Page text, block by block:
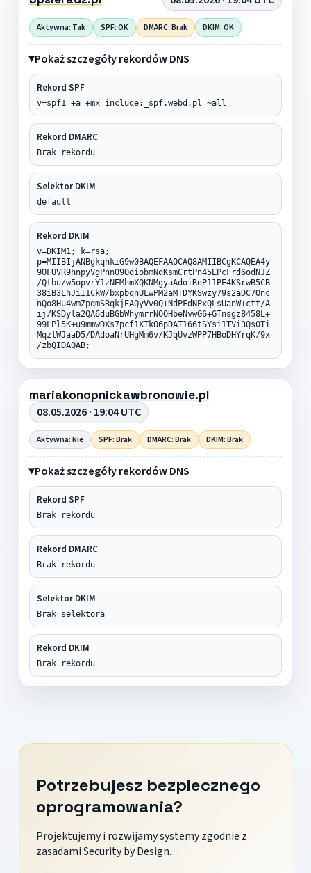
Aktywna: Tak SPF: OK DMARC: Brak DKIM: OK
Pokaż szczegóły rekordów DNS
Rekord SPF
v=spf1 +a +mx include:_spf.webd.pl ~all
Rekord DMARC
Brak rekordu
Selektor DKIM
default
Rekord DKIM
v=DKIM1; k=rsa;
p=MIIBIjANBgkqhkiG9w0BAQEFAAOCAQ8AMIIBCgKCAQEA4y
9OFUVR9hnpyVgPnnO9OqiobmNdKsmCrtPn45EPcFrd6odNJZ
/Qtbu/w5opvrY1zNEMhmXQKNMgyaAdoiRoP11PE4KSrwB5CB
38iB3LhJiI1CkW/bxpbqnULwPM2aMTDYKSwzy79s2aDC7Onc
nQo8Hu4wmZpqmSRqkjEAQyVv0Q+NdPFdNPxQLsUanW+ctt/A
ij/KSDyla2QA6duBGbWhymrrNOOHbeNvwG6+GTnsgz8458L+
99LPl5K+u9mmwDXs7pcf1XTkO6pDAT166tSYsi1TVi3Qs0Ti
MqzlWJaaD5/DAdoaNrUHgMm6v/KJqUvzWPP7HBoDHYrqK/9x
/zbQIDAQAB;
mariakonopnickawbronowie.pl
08.05.2026 · 19:04 UTC
Aktywna: Nie SPF: Brak DMARC: Brak DKIM: Brak
Pokaż szczegóły rekordów DNS
Rekord SPF
Brak rekordu
Rekord DMARC
Brak rekordu
Selektor DKIM
Brak selektora
Rekord DKIM
Brak rekordu
Potrzebujesz bezpiecznego
oprogramowania?
Projektujemy i rozwijamy systemy zgodnie z
zasadami Security by Design.